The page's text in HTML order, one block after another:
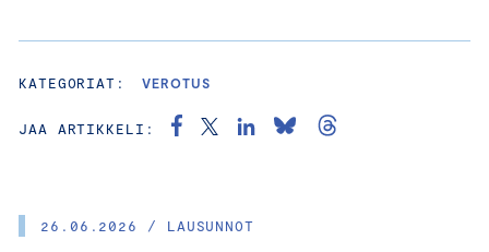
26.06.2026 / LAUSUNNOT
KATEGORIAT: VEROTUS
JAA ARTIKKELI: